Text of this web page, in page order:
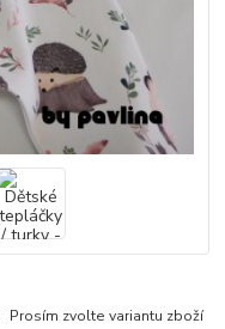
zvolte variantu zboží